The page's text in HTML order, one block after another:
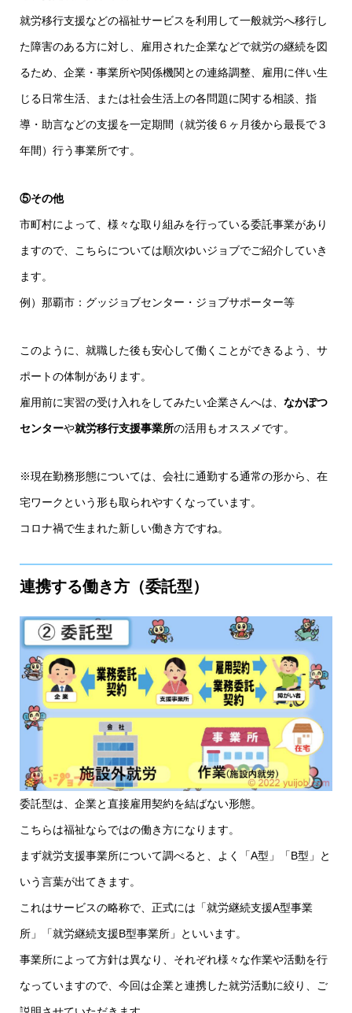
就労移行支援などの福祉サービスを利用して一般就労へ移行し
た障害のある方に対し、雇用された企業などで就労の継続を図
るため、企業・事業所や関係機関との連絡調整、雇用に伴い生
じる日常生活、または社会生活上の各問題に関する相談、指
導・助言などの支援を一定期間（就労後６ヶ月後から最長で３
年間）行う事業所です。
⑤その他
市町村によって、様々な取り組みを行っている委託事業があり
ますので、こちらについては順次ゆいジョブでご紹介していき
ます。
例）那覇市：グッジョブセンター・ジョブサポーター等
このように、就職した後も安心して働くことができるよう、サ
ポートの体制があります。
雇用前に実習の受け入れをしてみたい企業さんへは、 なかぽつ
センターや就労移行支援事業所の活用もオススメです。
※現在勤務形態については、会社に通勤する通常の形から、在
宅ワークという形も取られやすくなっています。
コロナ禍で生まれた新しい働き方ですね。
連携する働き方（委託型）
委託型は、企業と直接雇用契約を結ばない形態。
こちらは福祉ならではの働き方になります。
まず就労支援事業所について調べると、よく「A型」「B型」と
いう言葉が出てきます。
これはサービスの略称で、正式には「就労継続支援A型事業
所」「就労継続支援B型事業所」といいます。
事業所によって方針は異なり、それぞれ様々な作業や活動を行
なっていますので、今回は企業と連携した就労活動に絞り、ご